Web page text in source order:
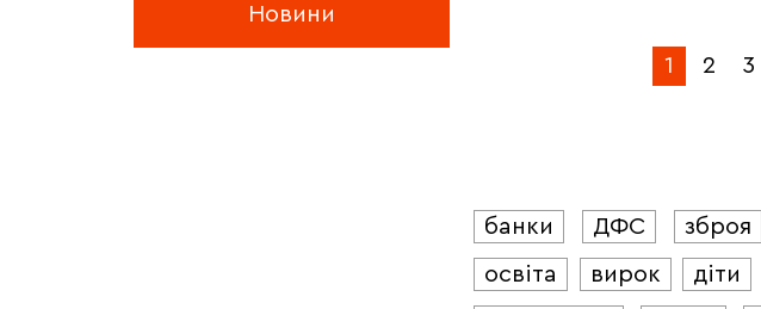
Новини
1 2 3
банки ДФС зброя
освіта
вирок діти